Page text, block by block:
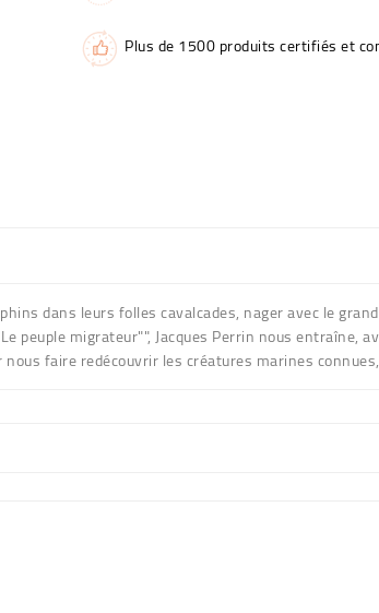
Plus de 1500 produits certifiés et
dans leurs folles cavalcades, nager avec le
migrateur"", Jacques Perrin nous entraîne,
faire redécouvrir les créatures marines